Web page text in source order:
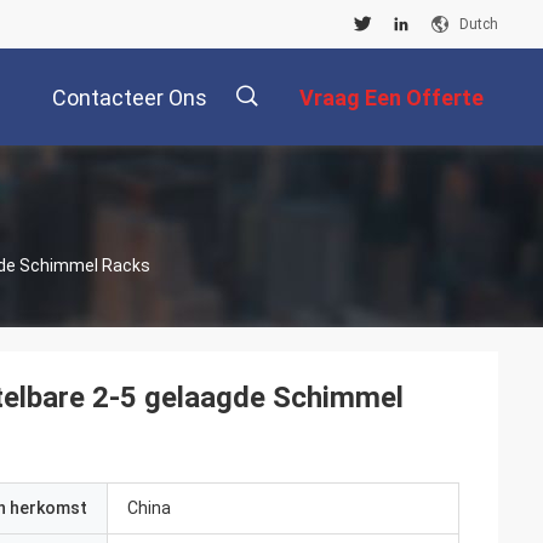
Dutch
Contacteer Ons Vraag Een Offerte
Schimmel Racks
2-5 gelaagde Schimmel
herkomst China